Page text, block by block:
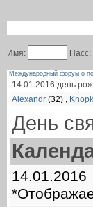
Имя: Пасс:
Международный форум о
14.01.2016 день
Alexandr (32) ,
День
14.01.2016